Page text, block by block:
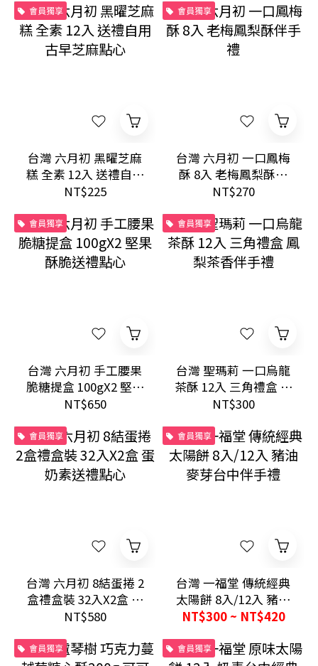
會員獨享
台灣 六月初 黑曜芝麻
糕 全素 12入 送禮自用
古早芝麻點心
NT$225
會員獨享
台灣 六月初 一口鳳梅
酥 8入 老梅鳳梨酥伴
手禮
NT$270
會員獨享
台灣 六月初 手工腰果
脆糖提盒 100gX2 堅果
酥脆送禮點心
NT$650
會員獨享
台灣 聖瑪莉 一口烏龍
茶酥 12入 三角禮盒 鳳
梨茶香伴手禮
NT$300
會員獨享
台灣 六月初 8結蛋捲 2
盒禮盒裝 32入X2盒 蛋
奶素送禮點心
NT$580
會員獨享
台灣 一福堂 傳統經典
太陽餅 8入/12入 豬油
麥芽台中伴手禮
NT$300 ~ NT$420
會員獨享 會員獨享